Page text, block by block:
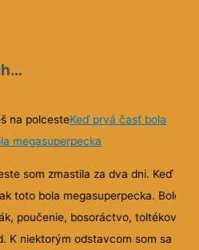
na polcesteKeď prvá časť bola
megasuperpecka
som zmastila za dva dni. Keď prvá
toto bola megasuperpecka. Bolo
poučenie, bosoráctvo, toltékovia…
K niektorým odstavcom som sa